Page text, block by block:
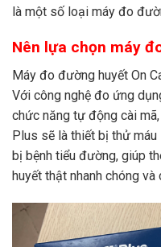
là một số loại máy đo
Nên lựa chọn máy
Máy đo đường huyết On
Với công nghệ đo ứng
chức năng tự động cài
Plus sẽ là thiết bị thử máu
bị bệnh tiểu đường, giúp
huyết thật nhanh chóng và